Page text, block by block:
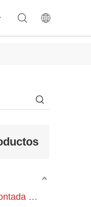
Contáctenos
Válvula de bola montada en el muelle